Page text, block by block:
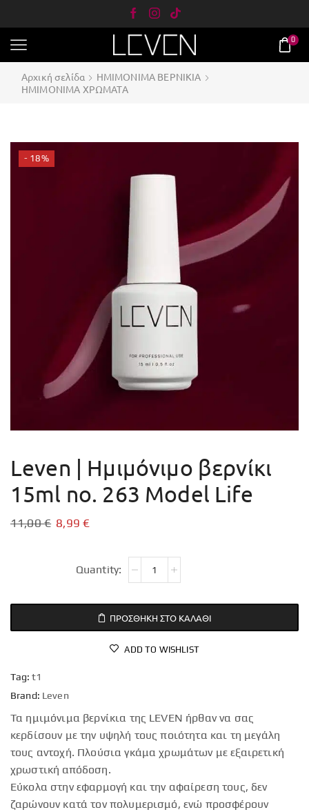
0
Αρχική σελίδα
ΗΜΙΜΟΝΙΜΑ ΒΕΡΝΙΚΙΑ
ΗΜΙΜΟΝΙΜΑ ΧΡΩΜΑΤΑ
- 18%
Leven | Ημιμόνιμο βερνίκι
15ml no. 263 Model Life
11,00€ 8,99€
ΠΡΟΣΘΉΚΗ ΣΤΟ ΚΑΛΆΘΙ
ADD TO WISHLIST
Tag: t1
Brand: Leven
Τα ημιμόνιμα βερνίκια της LEVEN ήρθαν να σας
κερδίσουν με την υψηλή τους ποιότητα και τη μεγάλη
τους αντοχή. Πλούσια γκάμα χρωμάτων με εξαιρετική
χρωστική απόδοση.
Εύκολα στην εφαρμογή και την αφαίρεση τους, δεν
ζαρώνουν κατά τον πολυμερισμό, ενώ προσφέρουν